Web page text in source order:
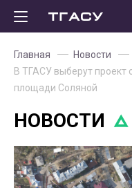
Главная
Новости
В ТГАСУ выберут проект
площади Соляной
НОВОСТИ